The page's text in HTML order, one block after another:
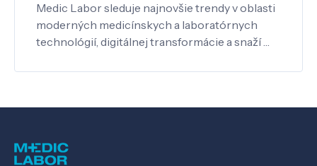
Medic Labor sleduje najnovšie trendy v oblasti
moderných medicínskych a laboratórnych
technológií, digitálnej transformácie a snaží …